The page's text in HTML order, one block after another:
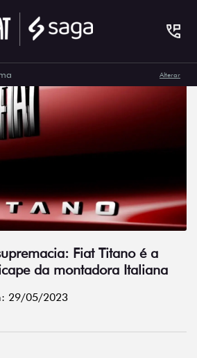
Alterar
Fiat Titano é a
da montadora Italiana
29/05/2023